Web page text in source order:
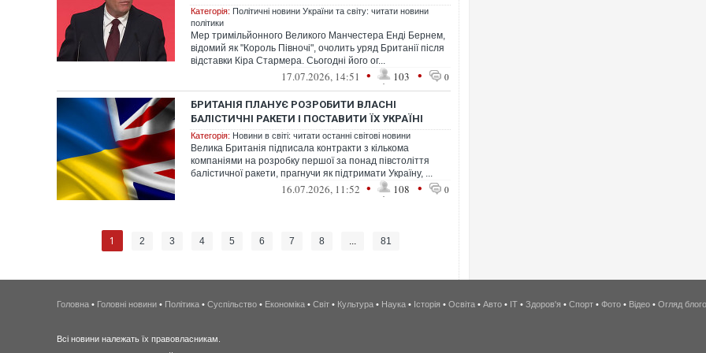
Категорія: Політичні новини України та світу: читати новини
політики
Мер тримільйонного Великого Манчестера Енді Бернем,
відомий як "Король Півночі", очолить уряд Британії після
відставки Кіра Стармера. Сьогодні його ог...
17.07.2026, 14:51 • 103 • 0
БРИТАНІЯ ПЛАНУЄ РОЗРОБИТИ ВЛАСНІ
БАЛІСТИЧНІ РАКЕТИ І ПОСТАВИТИ ЇХ УКРАЇНІ
Категорія: Новини в світі: читати останні світові новини
Велика Британія підписала контракти з кількома
компаніями на розробку першої за понад півстоліття
балістичної ракети, прагнучи як підтримати Україну, ...
16.07.2026, 11:52 • 108 • 0
1 2 3 4 5 6 7 8 ... 81
Головна • Головні новини • Політика • Суспільство • Економіка • Світ • Культура • Наука • Історія • Освіта • Авто • IT • Здоров'я • Спорт • Фото • Відео • Огляд
Всі новини належать їх правовласникам.